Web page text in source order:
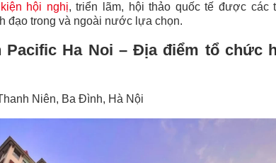
hội nghị, triển lãm, hội thảo quốc tế được các
đạo trong và ngoài nước lựa chọn.
Pacific Ha Noi – Địa điểm tổ chức
Niên, Ba Đình, Hà Nội